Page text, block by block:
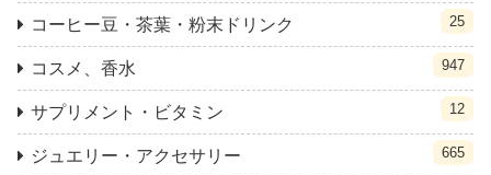
コーヒー豆・茶葉・粉末ドリンク 25
コスメ、香水 947
サプリメント・ビタミン 12
ジュエリー・アクセサリー 665